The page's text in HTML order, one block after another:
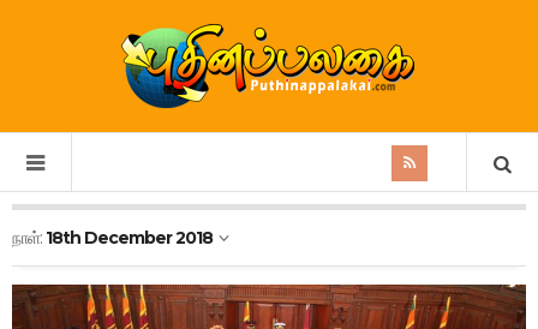
நாள்: 18th December 2018